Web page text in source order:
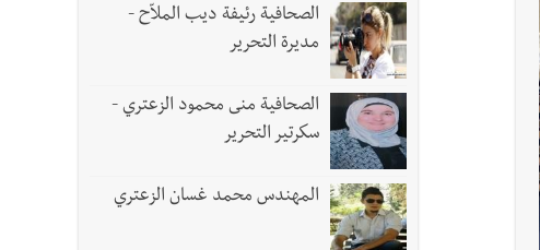
الصحافية رئيفة ديب الملاّح -
مديرة التحرير
الصحافية منى محمود الزعتري -
سكرتير التحرير
المهندس محمد غسان الزعتري